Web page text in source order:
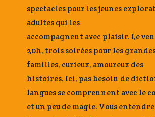
spectacles pour les jeunes
adultes qui les
accompagnent avec plaisir. Le
20h, trois soirées pour les
familles, curieux, amoureux des
histoires. Ici, pas besoin de
langues se comprennent avec le
et un peu de magie. Vous